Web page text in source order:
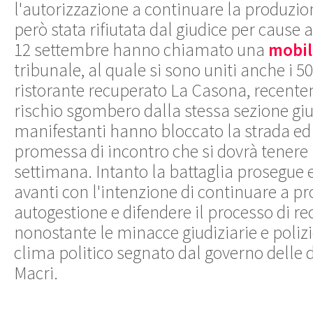
l'autorizzazione a continuare la
però stata rifiutata dal giudice per cause
12 settembre hanno chiamato una
tribunale, al quale si sono uniti anche i
ristorante recuperato La Casona,
rischio sgombero dalla stessa sezione
manifestanti hanno bloccato la strada
promessa di incontro che si dovrà
settimana. Intanto la battaglia prosegue
avanti con l'intenzione di continuare a
autogestione e difendere il processo di
nonostante le minacce giudiziarie e
clima politico segnato dal governo delle
Macri.